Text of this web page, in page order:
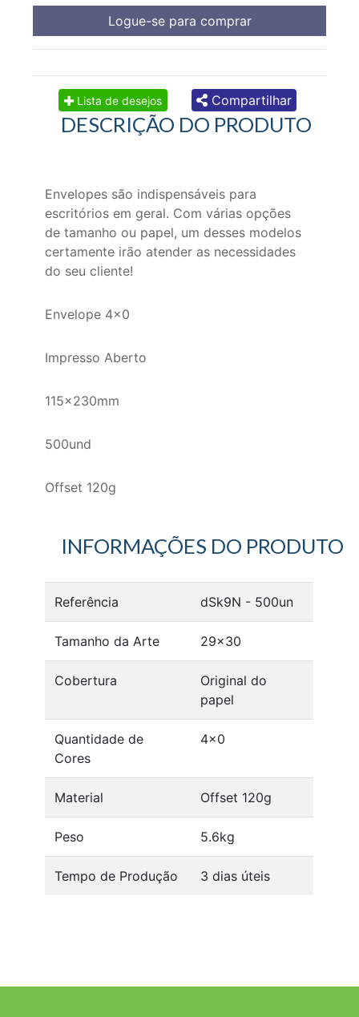
Logue-se para comprar
Lista de desejos Compartilhar
DESCRIÇÃO DO PRODUTO
Envelopes são indispensáveis para
escritórios em geral. Com várias opções
de tamanho ou papel, um desses modelos
certamente irão atender as necessidades
do seu cliente!
Envelope 4x0
Impresso Aberto
115x230mm
500und
Offset 120g
INFORMAÇÕES DO PRODUTO
Referência dSk9N - 500un
Tamanho da Arte 29x30
Cobertura
Original do
papel
Quantidade de
Cores
4x0
Material Offset 120g
Peso 5.6kg
Tempo de Produção 3 dias úteis